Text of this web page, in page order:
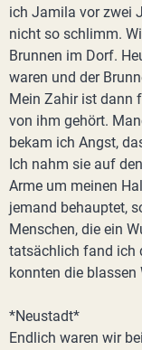
ich Jamila vor zwei
nicht so schlimm.
Brunnen im Dorf.
waren und der
Mein Zahir ist dann
von ihm gehört.
bekam ich Angst,
Ich nahm sie auf
Arme um meinen
jemand behauptet,
Menschen, die ein
tatsächlich fand ich
konnten die
*Neustadt*
Endlich waren wir